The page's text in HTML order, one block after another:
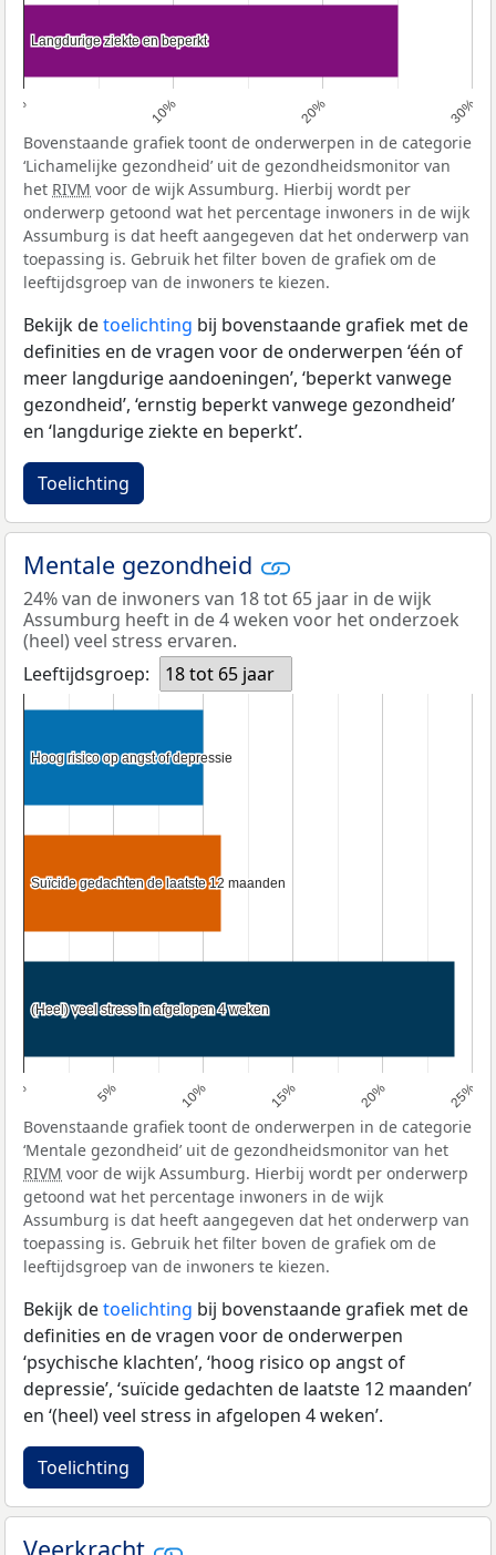
0% 10% 20% 30%
Langdurige ziekte en beperkt
Langdurige ziekte en beperkt
Bovenstaande grafiek toont de onderwerpen in de categorie
‘Lichamelijke gezondheid’ uit de gezondheidsmonitor van
het RIVM voor de wijk Assumburg. Hierbij wordt per
onderwerp getoond wat het percentage inwoners in de wijk
Assumburg is dat heeft aangegeven dat het onderwerp van
toepassing is. Gebruik het filter boven de grafiek om de
leeftijdsgroep van de inwoners te kiezen.
Bekijk detoelichting bij bovenstaande grafiek met de
definities en de vragen voor de onderwerpen ‘één of
meer langdurige aandoeningen’, ‘beperkt vanwege
gezondheid’, ‘ernstig beperkt vanwege gezondheid’
en ‘langdurige ziekte en beperkt’.
Toelichting
Mentale gezondheid
24% van de inwoners van 18 tot 65 jaar in de wijk
Assumburg heeft in de 4 weken voor het onderzoek
(heel) veel stress ervaren.
Leeftijdsgroep:
18 tot 65 jaar
0% 5% 10% 15% 20% 25%
Hoog risico op angst of depressie
Hoog risico op angst of depressie
Suïcide gedachten de laatste 12 maanden
Suïcide gedachten de laatste 12 maanden
(Heel) veel stress in afgelopen 4 weken
(Heel) veel stress in afgelopen 4 weken
Bovenstaande grafiek toont de onderwerpen in de categorie
‘Mentale gezondheid’ uit de gezondheidsmonitor van het
RIVM voor de wijk Assumburg. Hierbij wordt per onderwerp
getoond wat het percentage inwoners in de wijk
Assumburg is dat heeft aangegeven dat het onderwerp van
toepassing is. Gebruik het filter boven de grafiek om de
leeftijdsgroep van de inwoners te kiezen.
Bekijk detoelichting bij bovenstaande grafiek met de
definities en de vragen voor de onderwerpen
‘psychische klachten’, ‘hoog risico op angst of
depressie’, ‘suïcide gedachten de laatste 12 maanden’
en ‘(heel) veel stress in afgelopen 4 weken’.
Toelichting